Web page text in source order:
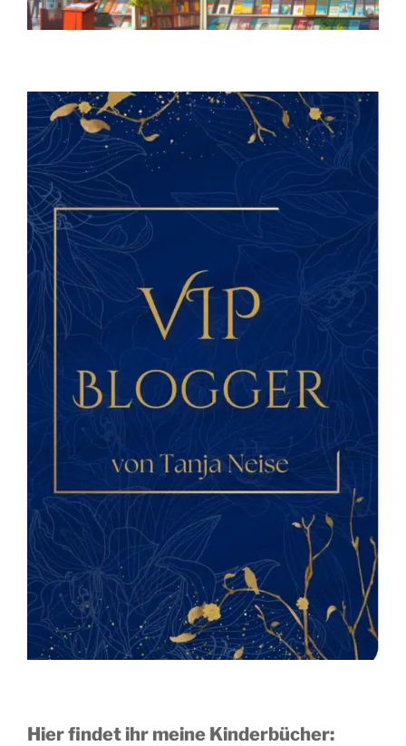
Hier findet ihr meine Kinderbücher: